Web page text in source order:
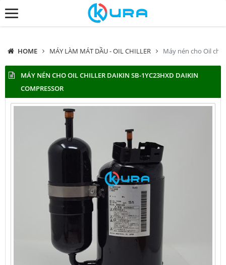
HOME MÁY LÀM MÁT DẦU - OIL CHILLER Máy nén cho Oil
MÁY NÉN CHO OIL CHILLER DAIKIN SB-1YC23HXD DAIKIN
COMPRESSOR